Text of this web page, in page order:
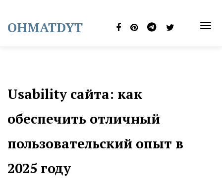
content
OHMATDYT
Usability сайта: как
обеспечить отличный
пользовательский опыт в
2025 году